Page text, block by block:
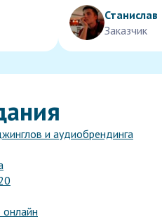
Станислав
Заказчик
и аудиобрендинга